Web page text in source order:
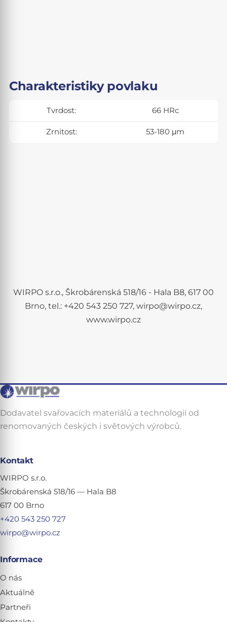
Charakteristiky povlaku
Tvrdost: 66 HRc
Zrnitost: 53-180 μm
WIRPO s.r.o., Škrobárenská 518/16 - Hala B8, 617 00
Brno, tel.: +420 543 250 727, wirpo@wirpo.cz,
www.wirpo.cz
Dodavatel svařovacích materiálů a technologií od
renomovaných českých i světových výrobců.
Kontakt
WIRPO s.r.o.
Škrobárenská 518/16 — Hala B8
617 00 Brno
+420 543 250 727
wirpo@wirpo.cz
Informace
O nás
Aktuálně
Partneři